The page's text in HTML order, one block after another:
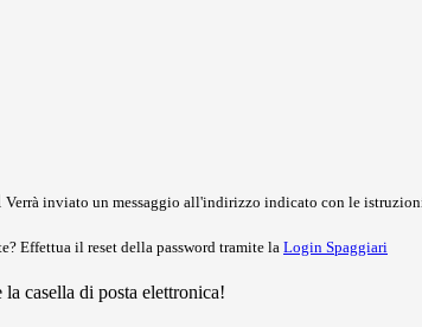
Verrà inviato un messaggio all'indirizzo indicato con le
Effettua il reset della password tramite la Login Spaggiari
casella di posta elettronica!